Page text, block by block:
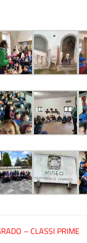
– CLASSI PRIME